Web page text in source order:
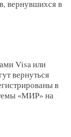
вернувшихся в
Visa или
вернуться
в
«МИР» на